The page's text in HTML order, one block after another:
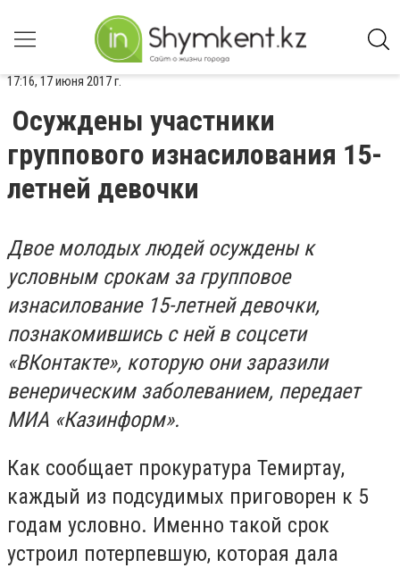
17:16, 17 июня 2017 г.
Осуждены участники
группового изнасилования 15-
летней девочки
Двое молодых людей осуждены к
условным срокам за групповое
изнасилование 15-летней девочки,
познакомившись с ней в соцсети
«ВКонтакте», которую они заразили
венерическим заболеванием, передает
МИА «Казинформ».
Как сообщает прокуратура Темиртау,
каждый из подсудимых приговорен к 5
годам условно. Именно такой срок
устроил потерпевшую, которая дала